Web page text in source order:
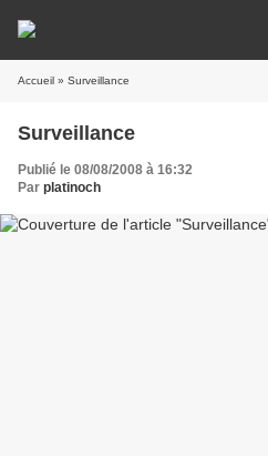
Accueil » Surveillance
Surveillance
Publié le 08/08/2008 à 16:32
Par platinoch